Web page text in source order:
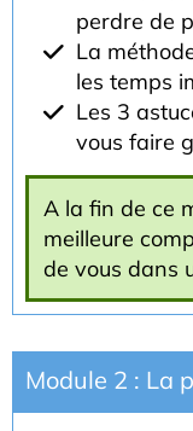
perdre de
La
les temps
Les 3
vous faire
A la fin de ce
meilleure
de vous dans
Module 2 : La